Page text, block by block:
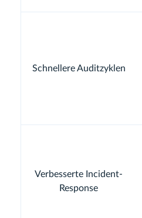
Schnellere Auditzyklen
Verbesserte Incident-
Response